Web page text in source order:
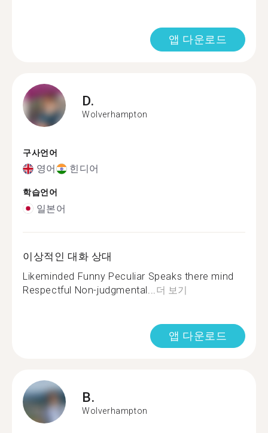
앱 다운로드
D.
Wolverhampton
구사언어
영어 힌디어
학습언어
일본어
이상적인 대화 상대
Likeminded Funny Peculiar Speaks there mind
Respectful Non-judgmental... 더 보기
앱 다운로드
B.
Wolverhampton